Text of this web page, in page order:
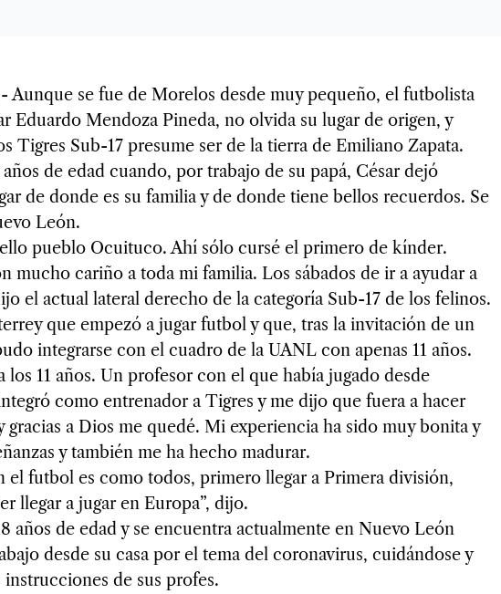
Aunque se fue de Morelos desde muy pequeño, el futbolista
Eduardo Mendoza Pineda, no olvida su lugar de origen, y
Tigres Sub-17 presume ser de la tierra de Emiliano Zapata.
de edad cuando, por trabajo de su papá, César dejó
de donde es su familia y de donde tiene bellos recuerdos. Se
León.
pueblo Ocuituco. Ahí sólo cursé el primero de kínder.
mucho cariño a toda mi familia. Los sábados de ir a ayudar a
el actual lateral derecho de la categoría Sub-17 de los felinos.
que empezó a jugar futbol y que, tras la invitación de un
integrarse con el cuadro de la UANL con apenas 11 años.
los 11 años. Un profesor con el que había jugado desde
como entrenador a Tigres y me dijo que fuera a hacer
gracias a Dios me quedé. Mi experiencia ha sido muy bonita y
y también me ha hecho madurar.
el futbol es como todos, primero llegar a Primera división,
llegar a jugar en Europa”, dijo.
años de edad y se encuentra actualmente en Nuevo León
desde su casa por el tema del coronavirus, cuidándose y
instrucciones de sus profes.